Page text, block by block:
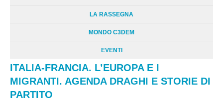
LA RASSEGNA
MONDO C3DEM
EVENTI
ITALIA-FRANCIA. L’EUROPA E I
MIGRANTI. AGENDA DRAGHI E STORIE DI
PARTITO